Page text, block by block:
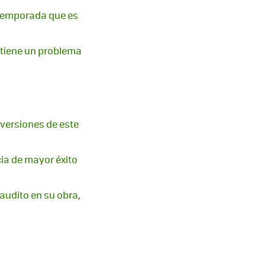
que es
un problema
de este
de mayor éxito
en su obra,